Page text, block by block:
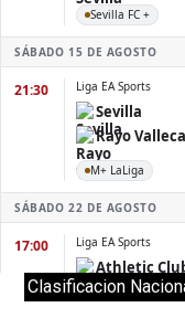
Clasificacion